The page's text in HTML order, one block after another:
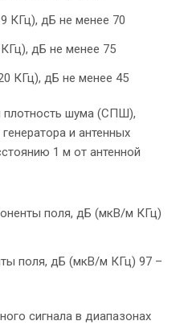
КГц), дБ не менее 70
дБ не менее 75
КГц), дБ не менее 45
плотность шума (СПШ),
и антенных
1 м от антенной
поля, дБ (мкВ/м КГц)
поля, дБ (мкВ/м КГц) 97 –
сигнала в диапазонах